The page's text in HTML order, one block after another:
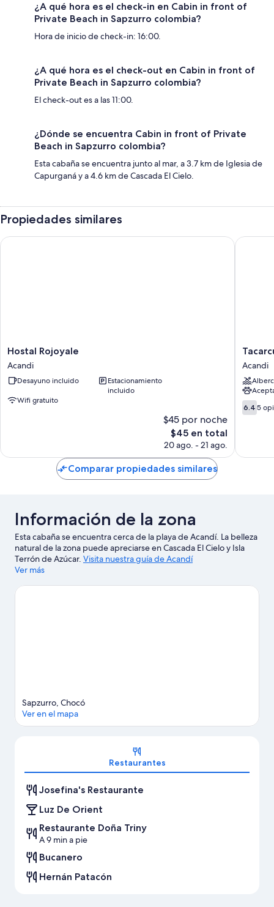
¿A qué hora es el check-in en Cabin in front of
Private Beach in Sapzurro colombia?
Hora de inicio de check-in: 16:00.
¿A qué hora es el check-out en Cabin in front of
Private Beach in Sapzurro colombia?
El check-out es a las 11:00.
¿Dónde se encuentra Cabin in front of Private
Beach in Sapzurro colombia?
Esta cabaña se encuentra junto al mar, a 3.7 km de Iglesia de
Capurganá y a 4.6 km de Cascada El Cielo.
Propiedades similares
Hostal
Rojoyale
Acandi
Hostal Rojoyale
Acandi
Desayuno incluido
Estacionamiento
incluido
Wifi gratuito
$45 por noche
El
precio
es
$45 en total
20 ago. - 21 ago.
Hostal Rojoyale
Lodge
Acandi
Acandi
6.4
de
6.4 5
Comparar propiedades similares
Información de la zona
Esta cabaña se encuentra cerca de la playa de Acandí. La belleza
natural de la zona puede apreciarse en Cascada El Cielo y Isla
Terrón de Azúcar. Visita nuestra guía de Acandí
Ver más
Sección del mapa
Sapzurro, Chocó
Ver en el mapa
Restaurantes
Josefina's Restaurante
Luz De Orient
Restaurante Doña Triny
A 9 min a pie
Bucanero
Hernán Patacón